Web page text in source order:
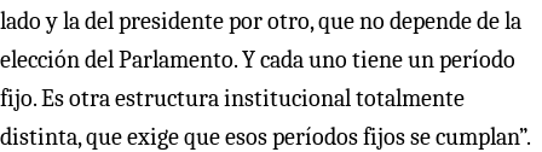
lado y la del presidente por otro, que no depende de la
elección del Parlamento. Y cada uno tiene un período
fijo. Es otra estructura institucional totalmente
distinta, que exige que esos períodos fijos se cumplan”.